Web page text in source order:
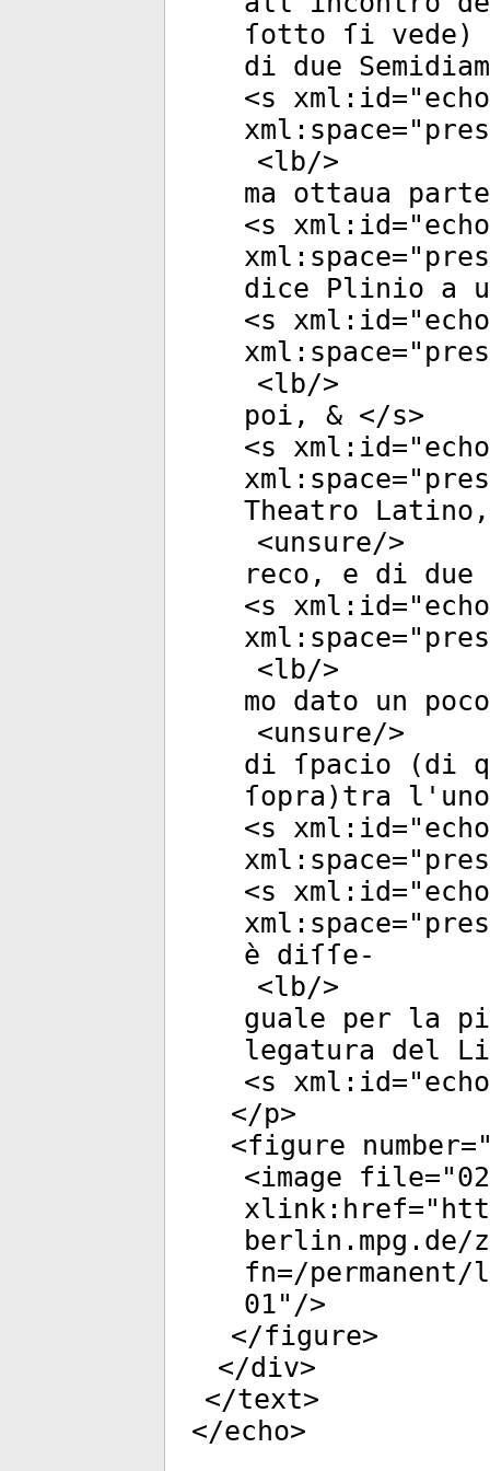
ſotto ſi
di due
<s xml:id="
xml:space="
<lb/>
ma ottaua
<s xml:id="
xml:space="
dice Plinio a
<s xml:id="
xml:space="
<lb/>
poi, & </s>
<s xml:id="
xml:space="
Theatro
<unsure/>
reco, e di
<s xml:id="
xml:space="
<lb/>
mo dato un
<unsure/>
di ſpacio (di
ſopra)tra
<s xml:id="
xml:space="
<s xml:id="
xml:space="
è diſſe-
<lb/>
guale per la
legatura del
<s xml:id="
</p>
<figure number
<image file="
xlink:href="
berlin.mpg.de/
fn=/
01"/>
</figure>
</div>
</text>
</echo>